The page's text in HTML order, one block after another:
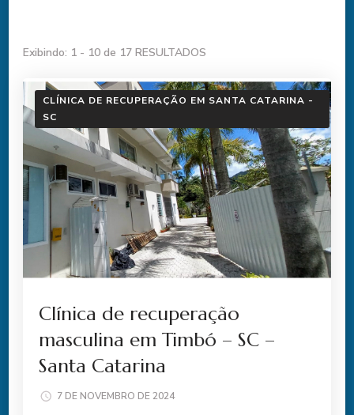
Exibindo: 1 - 10 de 17 RESULTADOS
CLÍNICA DE RECUPERAÇÃO EM SANTA CATARINA -
SC
Clínica de recuperação
masculina em Timbó – SC –
Santa Catarina
7 DE NOVEMBRO DE 2024